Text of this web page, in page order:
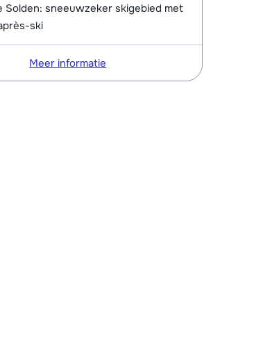
Solden: sneeuwzeker skigebied met
ski
Meer informatie